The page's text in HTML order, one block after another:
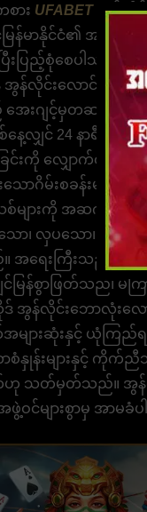
ား UFABETဝဘ်ဆိုဒ်
ာနိုင်ငံ၏ အကျော်ကြာ
ြည့်စုံစေပါသည်။ အွ
အွန်လိုင်းလောင်းကစာ
အေးဂျင့်မှတဆင့်မဟု
ျှင် 24 နာရီဖွင့်ပြီး
လျှောက်ထားပါ။ ပ
ာဂိမ်းစခန်းများမှရွ
ားကို အဆက်မပြတ်
းသော၊ လှပသော၊ ခ
ရေးကြီးသည်မှာ ဂိ
မြန်စွာဖြတ်သည်၊
အွန်လိုင်းဘောလုံးလ
ျားဆုံးနှင့် ယုံကြည်
နှုန်းများနှင့် ကိုက်
ဟု သတ်မှတ်သည်။ အွန်
ဝင်များစွာမှ အာမခံ